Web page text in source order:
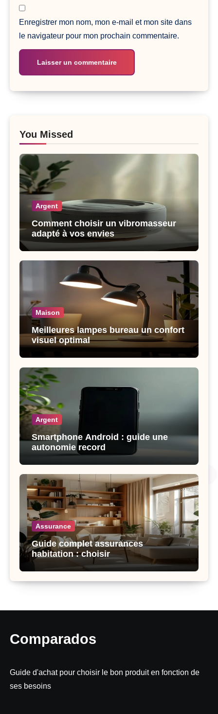
Enregistrer mon nom, mon e-mail et mon site dans
le navigateur pour mon prochain commentaire.
You Missed
Argent
Comment choisir un vibromasseur
adapté à vos envies
Maison
Meilleures lampes bureau un confort
visuel optimal
Argent
Smartphone Android : guide une
autonomie record
Assurance
Guide complet assurances
habitation : choisir
Comparados
Guide d'achat pour choisir le bon produit en fonction de
ses besoins